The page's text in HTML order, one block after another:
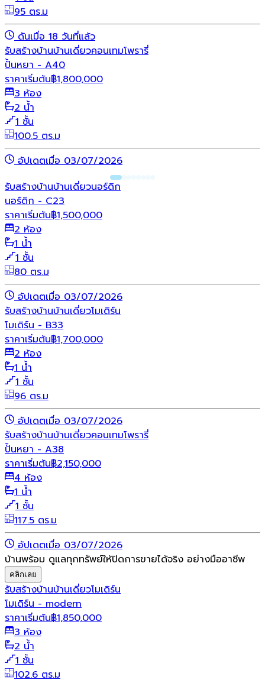
95 ตร.ม
ดันเมื่อ 18 วันที่แล้ว
รับสร้างบ้านบ้านเดี่ยวคอนเทมโพรารี่
ปั้นหยา - A40
ราคาเริ่มต้น฿1,800,000
3 ห้อง
2 น้ำ
1 ชั้น
100.5 ตร.ม
อัปเดตเมื่อ 03/07/2026
รับสร้างบ้านบ้านเดี่ยวนอร์ดิก
นอร์ดิก - C23
ราคาเริ่มต้น฿1,500,000
2 ห้อง
1 น้ำ
1 ชั้น
80 ตร.ม
อัปเดตเมื่อ 03/07/2026
รับสร้างบ้านบ้านเดี่ยวโมเดิร์น
โมเดิร์น - B33
ราคาเริ่มต้น฿1,700,000
2 ห้อง
1 น้ำ
1 ชั้น
96 ตร.ม
อัปเดตเมื่อ 03/07/2026
รับสร้างบ้านบ้านเดี่ยวคอนเทมโพรารี่
ปั้นหยา - A38
ราคาเริ่มต้น฿2,150,000
4 ห้อง
1 น้ำ
1 ชั้น
117.5 ตร.ม
อัปเดตเมื่อ 03/07/2026
บ้านพร้อม ดูแลทุกทรัพย์ให้ปิดการขายได้จริง อย่างมืออาชีพ
คลิกเลย
รับสร้างบ้านบ้านเดี่ยวโมเดิร์น
โมเดิร์น - modern
ราคาเริ่มต้น฿1,850,000
3 ห้อง
2 น้ำ
1 ชั้น
102.6 ตร.ม